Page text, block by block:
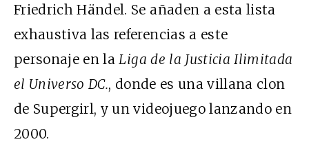
Friedrich Händel. Se añaden a esta lista
exhaustiva las referencias a este
personaje en la Liga de la Justicia Ilimitada
el Universo DC., donde es una villana clon
de Supergirl, y un videojuego lanzando en
2000.